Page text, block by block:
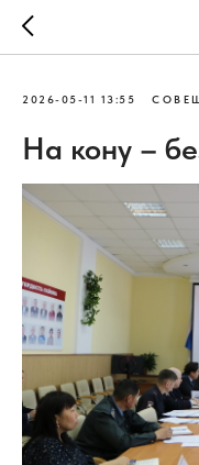
2026-05-11 13:55
На кону –